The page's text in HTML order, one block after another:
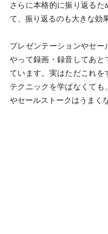
さらに本格的に振り返る
て、振り返るのも大きな効
プレゼンテーションやセー
やって録画・録音してあ
ています。実はただこれ
テクニックを学ばなくて
やセールストークはうまく